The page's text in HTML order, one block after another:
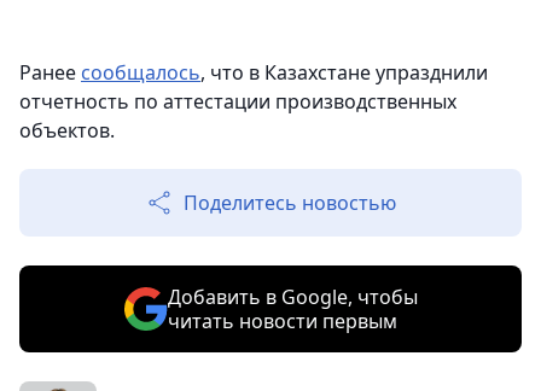
Ранее сообщалось, что в Казахстане упразднили
отчетность по аттестации производственных
объектов.
Поделитесь новостью
Добавить в Google, чтобы
читать новости первым